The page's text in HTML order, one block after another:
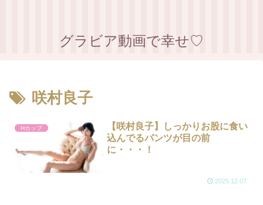
グラビア動画で幸せ♡
咲村良子
Hカップ
【咲村良子】しっかりお股に食い
込んでるパンツが目の前
に・・・！
2025.12.07